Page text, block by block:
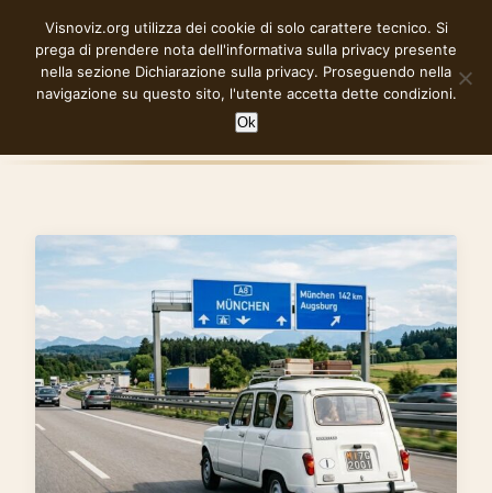
contenuto
VISNOVIZ.ORG
Visnoviz.org utilizza dei cookie di solo carattere tecnico. Si
prega di prendere nota dell'informativa sulla privacy presente
nella sezione Dichiarazione sulla privacy. Proseguendo nella
navigazione su questo sito, l'utente accetta dette condizioni.
Ok